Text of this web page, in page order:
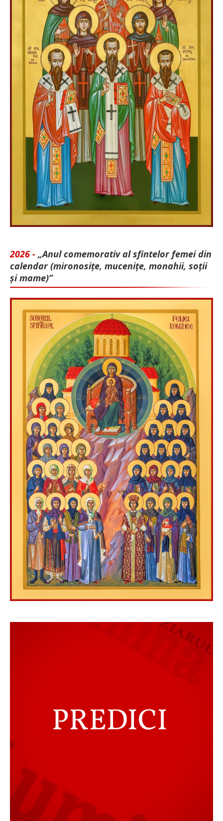
2026 - „Anul comemorativ al sfintelor femei din
calendar (mironosițe, mu­cenițe, monahii, soții
și mame)”